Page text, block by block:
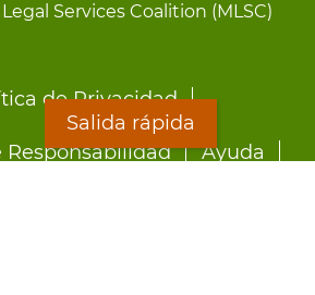
Services Coalition (MLSC)
de Privacidad
Responsabilidad Ayuda
Salida rápida